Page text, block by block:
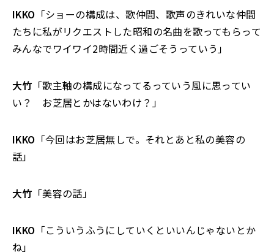
IKKO 「ショーの構成は、歌仲間、歌声のきれいな仲間
たちに私がリクエストした昭和の名曲を歌ってもらって
みんなでワイワイ2時間近く過ごそうっていう」
大竹 「歌主軸の構成になってるっていう風に思ってい
い？ お芝居とかはないわけ？」
IKKO 「今回はお芝居無しで。それとあと私の美容の
話」
大竹 「美容の話」
IKKO 「こういうふうにしていくといいんじゃないとか
ね」